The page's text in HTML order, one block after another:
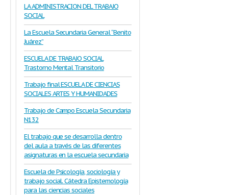
LA ADMINISTRACION DEL TRABAJO
SOCIAL
La Escuela Secundaria General “Benito
Juárez”
ESCUELA DE TRABAJO SOCIAL
Trastorno Mental Transitorio
Trabajo final ESCUELA DE CIENCIAS
SOCIALES ARTES Y HUMANIDADES
Trabajo de Campo Escuela Secundaria
N132
El trabajo que se desarrolla dentro
del aula a través de las diferentes
asignaturas en la escuela secundaria
Escuela de Psicología, sociología y
trabajo social. Cátedra Epistemología
para las ciencias sociales